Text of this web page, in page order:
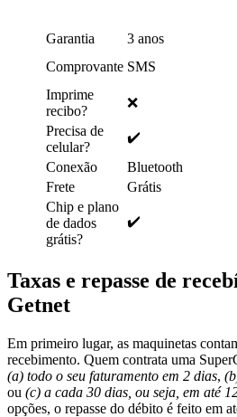
Garantia 3 anos
Comprovante SMS
Imprime
recibo?
❌
Precisa de
celular?
✔️
Conexão
Bluetooth
Frete
Grátis
Chip e plano
de dados
grátis?
✔️
Taxas e repasse de
Getnet
Em primeiro lugar, as maquinetas
recebimento. Quem contrata uma
(a) todo o seu faturamento em 2 dias,
ou (c) a cada 30 dias, ou seja, em até
opções, o repasse do débito é feito em